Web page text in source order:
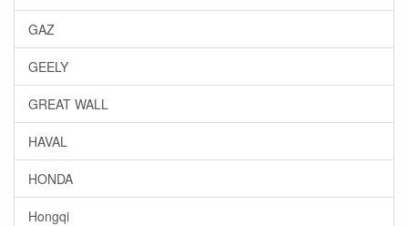
GAZ
GEELY
GREAT WALL
HAVAL
HONDA
Hongqi